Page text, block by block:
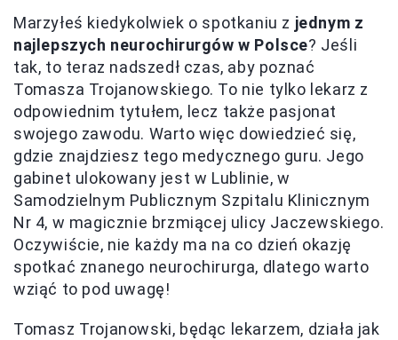
Marzyłeś kiedykolwiek o spotkaniu z jednym z
najlepszych neurochirurgów w Polsce? Jeśli
tak, to teraz nadszedł czas, aby poznać
Tomasza Trojanowskiego. To nie tylko lekarz z
odpowiednim tytułem, lecz także pasjonat
swojego zawodu. Warto więc dowiedzieć się,
gdzie znajdziesz tego medycznego guru. Jego
gabinet ulokowany jest w Lublinie, w
Samodzielnym Publicznym Szpitalu Klinicznym
Nr 4, w magicznie brzmiącej ulicy Jaczewskiego.
Oczywiście, nie każdy ma na co dzień okazję
spotkać znanego neurochirurga, dlatego warto
wziąć to pod uwagę!
Tomasz Trojanowski, będąc lekarzem, działa jak